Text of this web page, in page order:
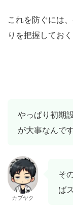
これを防ぐには
りを把握してお
やっぱり初期
が大事なんです
カブヤク
そ
ば